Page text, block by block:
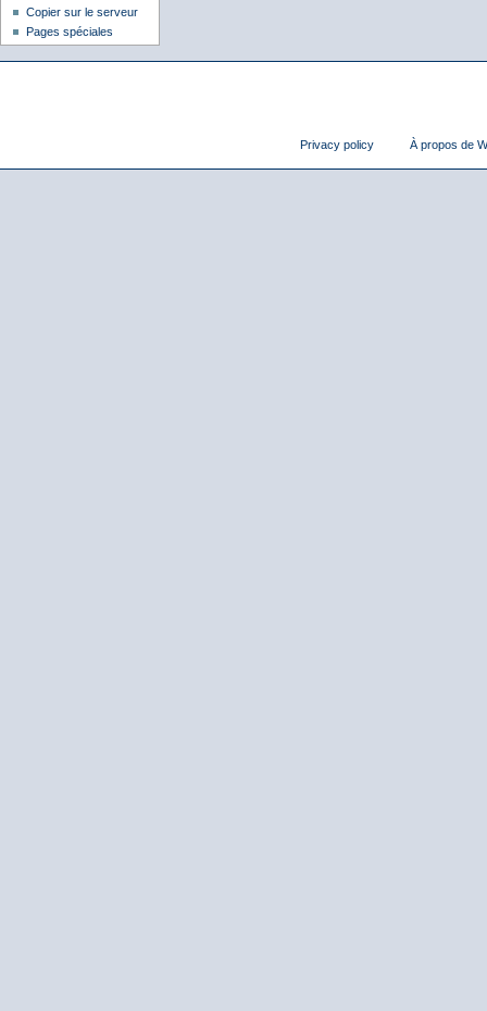
Copier sur le serveur
Pages spéciales
Privacy policy À propos de